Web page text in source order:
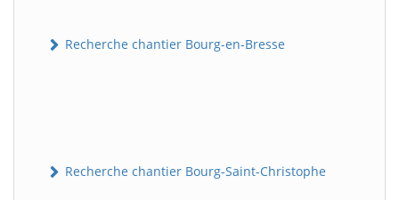
Recherche chantier Bourg-en-Bresse
Recherche chantier Bourg-Saint-Christophe